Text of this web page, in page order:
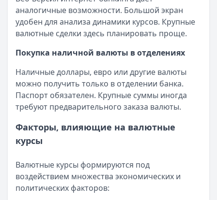
Т-Банк— Рефинансирование
Рейтинг:4.8 (15 отзывов)
Сбербанк— Драйв лайт
Сбербанк— Лайт (господдержка)
Рейтинг:
— Наличные на авто
Рейтинг:4.8(16 отзывов)
Сбербанк— Лайт
Рейтинг:4.6 (15 отзывов)
Все автокредиты
Альфа-Банк
Рейтинг:
Совкомбанк— Семейная ипотека
Рейтинг:4.9
Альфа-Банк — Вторичное жилье
аналогичные возможности. Большой экран
удобен для анализа динамики курсов. Крупные
валютные сделки здесь планировать проще.
Покупка наличной валюты в отделениях
Наличные доллары, евро или другие валюты
можно получить только в отделении банка.
Паспорт обязателен. Крупные суммы иногда
требуют предварительного заказа валюты.
Факторы, влияющие на валютные
курсы
Валютные курсы формируются под
воздействием множества экономических и
политических факторов: